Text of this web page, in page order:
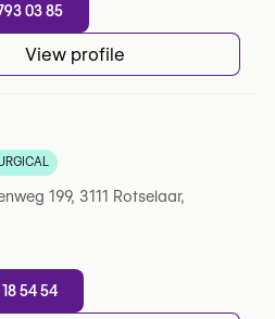
03 85
View profile
5 sur Google
199, 3111 Rotselaar,
18 54 54